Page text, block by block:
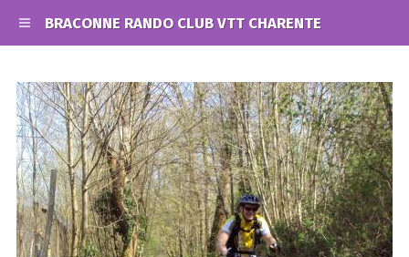
BRACONNE RANDO CLUB VTT CHARENTE